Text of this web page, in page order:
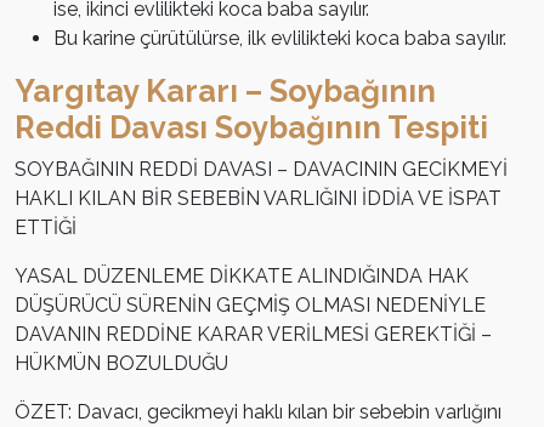
ise, ikinci evlilikteki koca baba sayılır.
Bu karine çürütülürse, ilk evlilikteki koca baba sayılır.
Yargıtay Kararı – Soybağının
Reddi Davası Soybağının Tespiti
SOYBAĞININ REDDİ DAVASI – DAVACININ GECİKMEYİ
HAKLI KILAN BİR SEBEBİN VARLIĞINI İDDİA VE İSPAT
ETTİĞİ
YASAL DÜZENLEME DİKKATE ALINDIĞINDA HAK
DÜŞÜRÜCÜ SÜRENİN GEÇMİŞ OLMASI NEDENİYLE
DAVANIN REDDİNE KARAR VERİLMESİ GEREKTİĞİ –
HÜKMÜN BOZULDUĞU
ÖZET: Davacı, gecikmeyi haklı kılan bir sebebin varlığını